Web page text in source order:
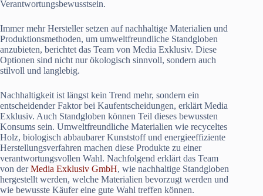
Verantwortungsbewusstsein.
Immer mehr Hersteller setzen auf nachhaltige Materialien und
Produktionsmethoden, um umweltfreundliche Standgloben
anzubieten, berichtet das Team von Media Exklusiv. Diese
Optionen sind nicht nur ökologisch sinnvoll, sondern auch
stilvoll und langlebig.
Nachhaltigkeit ist längst kein Trend mehr, sondern ein
entscheidender Faktor bei Kaufentscheidungen, erklärt Media
Exklusiv. Auch Standgloben können Teil dieses bewussten
Konsums sein. Umweltfreundliche Materialien wie recyceltes
Holz, biologisch abbaubarer Kunststoff und energieeffiziente
Herstellungsverfahren machen diese Produkte zu einer
verantwortungsvollen Wahl. Nachfolgend erklärt das Team
von derMedia Exklusiv GmbH, wie nachhaltige Standgloben
hergestellt werden, welche Materialien bevorzugt werden und
wie bewusste Käufer eine gute Wahl treffen können.